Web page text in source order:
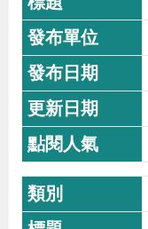
瀆
交
通
位
置